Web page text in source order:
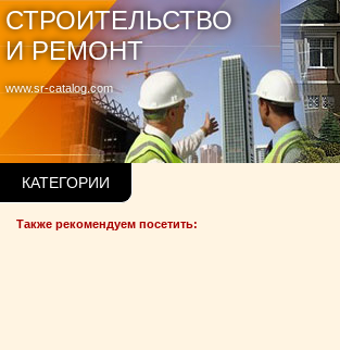
www.sr-catalog.com
СТРОИТЕЛЬСТВО
И РЕМОНТ
КАТЕГОРИИ
Также рекомендуем посетить: